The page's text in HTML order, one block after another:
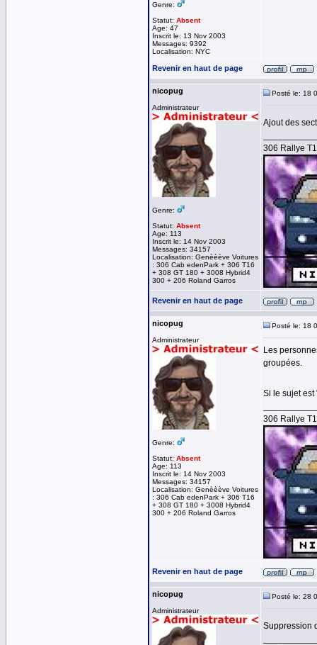
Genre:
Statut: Absent
Age: 47
Inscrit le: 13 Nov 2003
Messages: 9392
Localisation: NYC
Revenir en haut de page
nicopug
Administrateur
Genre:
Statut: Absent
Age: 113
Inscrit le: 14 Nov 2003
Messages: 34157
Localisation: Genèèève Voitures
: 306 Cab edenPark + 306 T16
+ 308 GT 180 + 3008 Hybrid4
300 + 206 Roland Garros
Posté le: 18
Ajout des
306 Rallye
Revenir en haut de page
nicopug
Administrateur
Genre:
Statut: Absent
Age: 113
Inscrit le: 14 Nov 2003
Messages: 34157
Localisation: Genèèève Voitures
: 306 Cab edenPark + 306 T16
+ 308 GT 180 + 3008 Hybrid4
300 + 206 Roland Garros
Posté le: 18
Les
groupées.
Si le sujet
306 Rallye
Revenir en haut de page
nicopug
Administrateur
Posté le: 28
Suppression